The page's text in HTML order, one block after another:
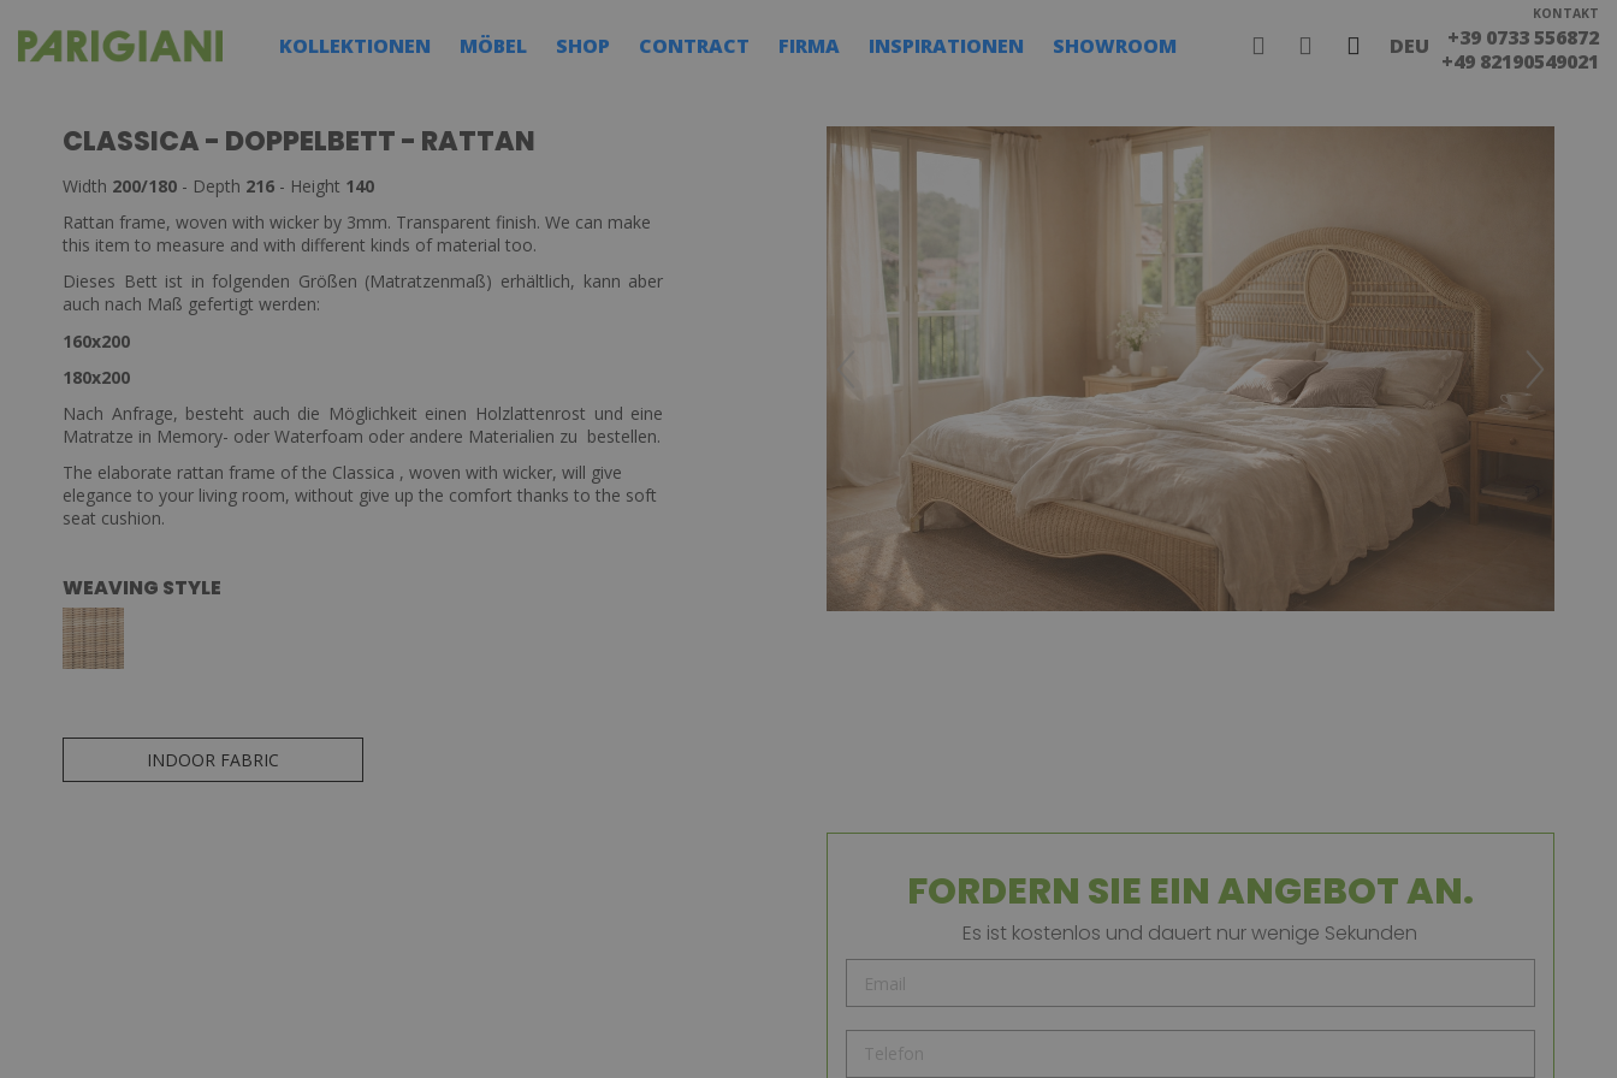
KOLLEKTIONEN MÖBEL SHOP CONTRACT FIRMA INSPIRATIONEN SHOWROOM DEU
KONTAKT
+39 0733 556872
+49 82190549021
CLASSICA - DOPPELBETT - RATTAN
Width 200/180 - Depth 216 - Height 140
Rattan frame, woven with wicker by 3mm. Transparent finish. We can make
this item to measure and with different kinds of material too.
Dieses Bett ist in folgenden Größen (Matratzenmaß) erhältlich, kann aber
auch nach Maß gefertigt werden:
160x200
180x200
Nach Anfrage, besteht auch die Möglichkeit einen Holzlattenrost und eine
Matratze in Memory- oder Waterfoam oder andere Materialien zu bestellen.
The elaborate rattan frame of the Classica , woven with wicker, will give
elegance to your living room, without give up the comfort thanks to the soft
seat cushion.
WEAVING STYLE
INDOOR FABRIC
FORDERN SIE EIN ANGEBOT AN.
Es ist kostenlos und dauert nur wenige Sekunden